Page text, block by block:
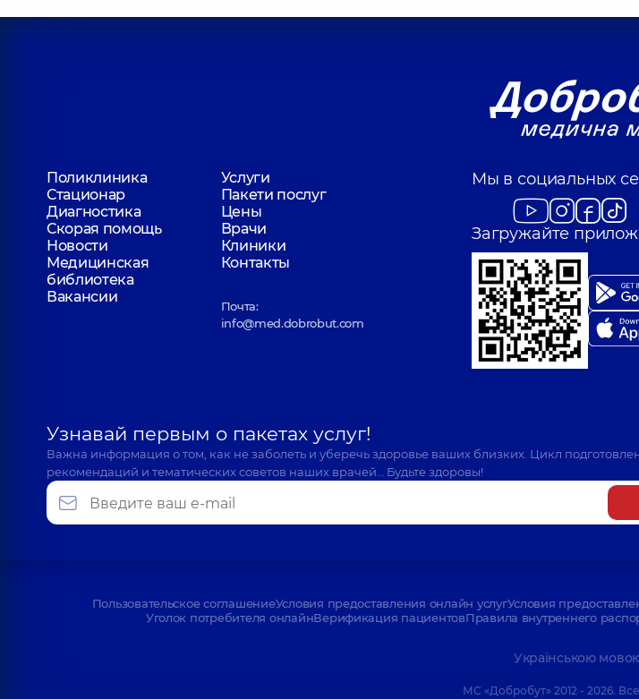
Поликлиника
Услуги
Стационар
Пакети послуг
Диагностика
Цены
Скорая помощь
Врачи
Новости
Клиники
Медицинская
библиотека
Контакты
Вакансии
Почта:
info@med.dobrobut.com
Мы в социальных
Загружайте
Узнавай первым о пакетах услуг!
Важна информация о том, как не заболеть и уберечь здоровье ваших близких. Цикл
рекомендаций и тематических советов наших врачей… Будьте здоровы!
Пользовательское соглашениеУсловия предоставления онлайн услугУсловия
Уголок потребителя онлайнВерификация пациентовПравила внутреннего
Українською
МС «Добробут» 2012 - 2026.